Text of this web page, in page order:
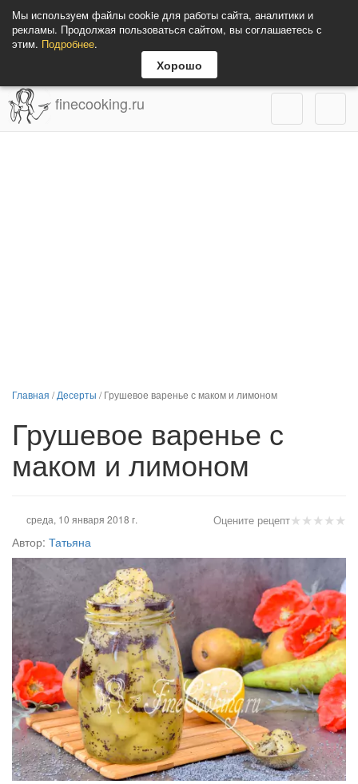
Мы используем файлы cookie для работы сайта, аналитики и
рекламы. Продолжая пользоваться сайтом, вы соглашаетесь с
этим. Подробнее.
Хорошо
finecooking.ru
Главная /Десерты /Грушевое варенье с маком и лимоном
Грушевое варенье с
маком и лимоном
★★★★★
Оцените рецепт
среда, 10 января 2018 г.
Автор: Татьяна